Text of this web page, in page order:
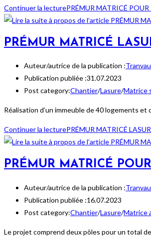
Continuer la lecturePRÉMUR MATRICÉ
PRÉMUR MATRICÉ
Auteur/autrice de la publication :
Publication publiée :31.07.2023
Post category:Chantier/Lasure/Matrice
Réalisation d’un immeuble de 40 logements
Continuer la lecturePRÉMUR MATRICÉ
PRÉMUR MATRICÉ
Auteur/autrice de la publication :
Publication publiée :16.07.2023
Post category:Chantier/Lasure/Matrice
Le projet comprend deux pôles pour un total